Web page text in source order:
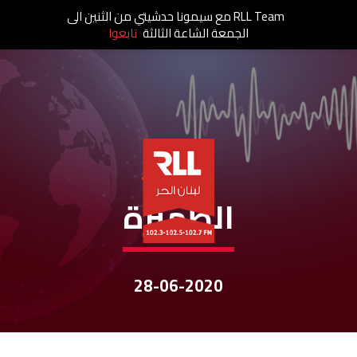
نشرات الأخبار
الظّهيرة
28-06-2020
RLL Team مع سيمونا حدشيتي من الثنين الى
الجمعة الشاعة الثالثة تابعوا